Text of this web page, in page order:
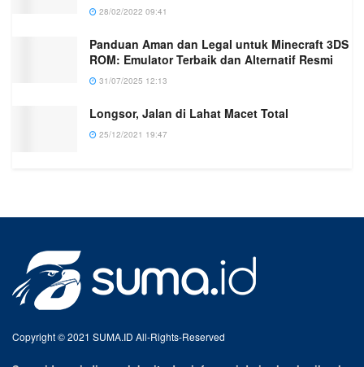
28/02/2022 09:41
Panduan Aman dan Legal untuk Minecraft 3DS
ROM: Emulator Terbaik dan Alternatif Resmi
31/07/2025 12:13
Longsor, Jalan di Lahat Macet Total
25/12/2021 19:47
Copyright © 2021 SUMA.ID All-Rights-Reserved